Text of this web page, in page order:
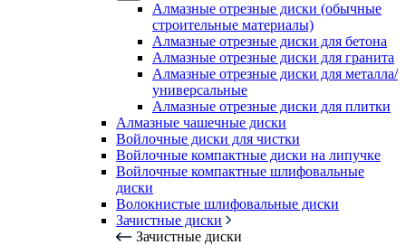
Алмазные отрезные диски (обычные
строительные материалы)
Алмазные отрезные диски для бетона
Алмазные отрезные диски для гранита
Алмазные отрезные диски для металла/
универсальные
Алмазные отрезные диски для плитки
Алмазные чашечные диски
Войлочные диски для чистки
Войлочные компактные диски на липучке
Войлочные компактные шлифовальные
диски
Волокнистые шлифовальные диски
Зачистные диски
Зачистные диски